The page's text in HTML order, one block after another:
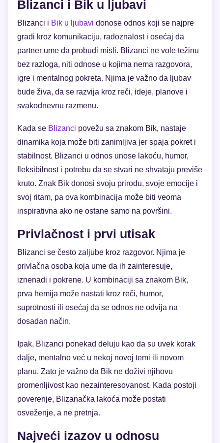
Blizanci i Bik u ljubavi
Blizanci i Bik u ljubavi donose odnos koji se najpre
gradi kroz komunikaciju, radoznalost i osećaj da
partner ume da probudi misli. Blizanci ne vole težinu
bez razloga, niti odnose u kojima nema razgovora,
igre i mentalnog pokreta. Njima je važno da ljubav
bude živa, da se razvija kroz reči, ideje, planove i
svakodnevnu razmenu.
Kada se Blizanci povežu sa znakom Bik, nastaje
dinamika koja može biti zanimljiva jer spaja pokret i
stabilnost. Blizanci u odnos unose lakoću, humor,
fleksibilnost i potrebu da se stvari ne shvataju previše
kruto. Znak Bik donosi svoju prirodu, svoje emocije i
svoj ritam, pa ova kombinacija može biti veoma
inspirativna ako ne ostane samo na površini.
Privlačnost i prvi utisak
Blizanci se često zaljube kroz razgovor. Njima je
privlačna osoba koja ume da ih zainteresuje,
iznenadi i pokrene. U kombinaciji sa znakom Bik,
prva hemija može nastati kroz reči, humor,
suprotnosti ili osećaj da se odnos ne odvija na
dosadan način.
Ipak, Blizanci ponekad deluju kao da su uvek korak
dalje, mentalno već u nekoj novoj temi ili novom
planu. Zato je važno da Bik ne doživi njihovu
promenljivost kao nezainteresovanost. Kada postoji
poverenje, Blizanačka lakoća može postati
osveženje, a ne pretnja.
Najveći izazov u odnosu